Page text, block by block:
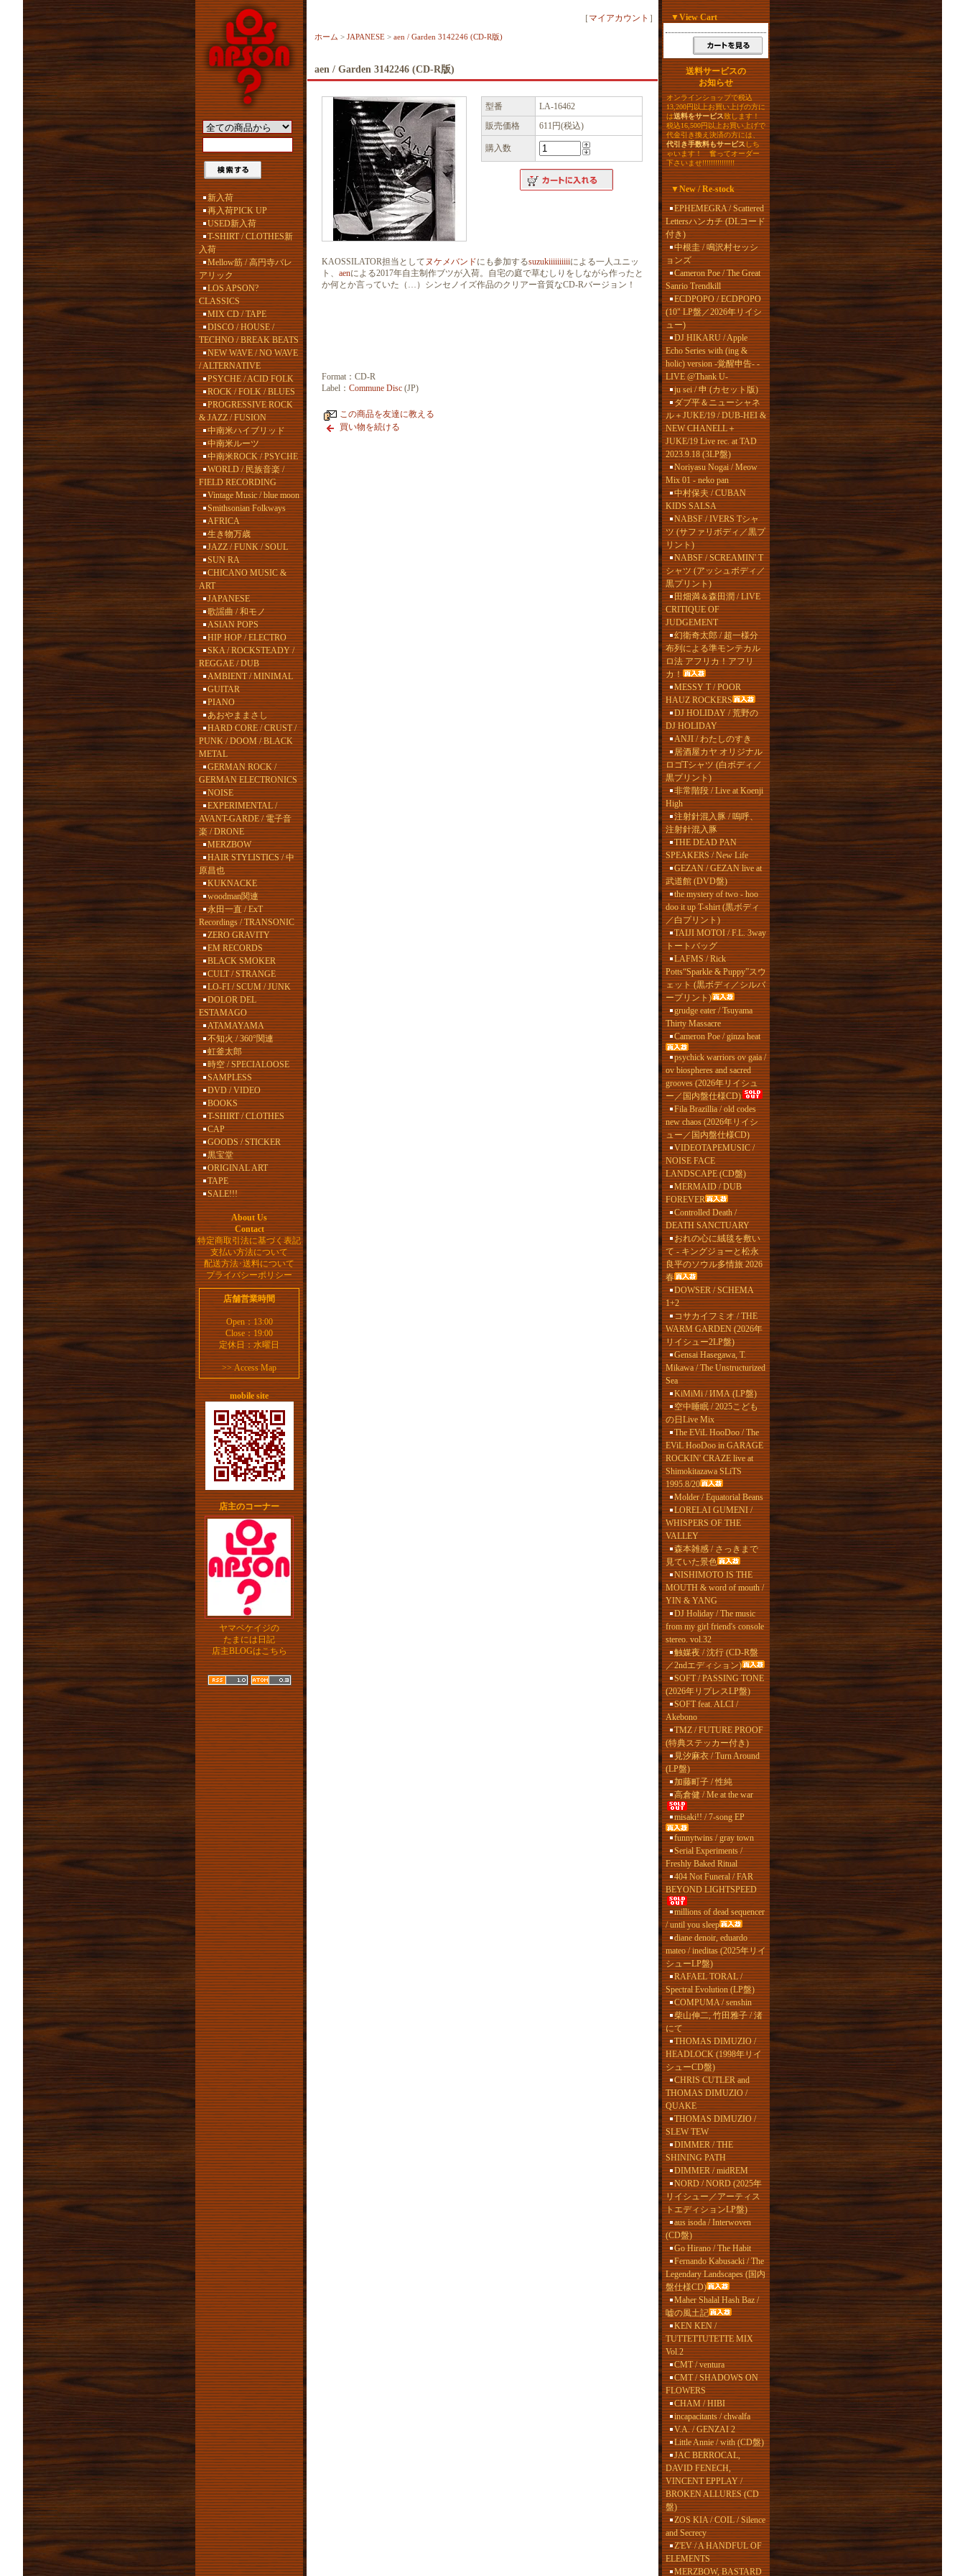
新入荷
再入荷PICK UP
USED新入荷
T-SHIRT / CLOTHES新
入荷
Mellow筋 / 高円寺バレ
アリック
LOS APSON?
CLASSICS
MIX CD / TAPE
DISCO / HOUSE /
TECHNO / BREAK BEATS
NEW WAVE / NO WAVE
/ ALTERNATIVE
PSYCHE / ACID FOLK
ROCK / FOLK / BLUES
PROGRESSIVE ROCK
& JAZZ / FUSION
中南米ハイブリッド
中南米ルーツ
中南米ROCK / PSYCHE
WORLD / 民族音楽 /
FIELD RECORDING
Vintage Music / blue moon
Smithsonian Folkways
AFRICA
生き物万歳
JAZZ / FUNK / SOUL
SUN RA
CHICANO MUSIC &
ART
JAPANESE
歌謡曲 / 和モノ
ASIAN POPS
HIP HOP / ELECTRO
SKA / ROCKSTEADY /
REGGAE / DUB
AMBIENT / MINIMAL
GUITAR
PIANO
あおやままさし
HARD CORE / CRUST /
PUNK / DOOM / BLACK
METAL
GERMAN ROCK /
GERMAN ELECTRONICS
NOISE
EXPERIMENTAL /
AVANT-GARDE / 電子音
楽 / DRONE
MERZBOW
HAIR STYLISTICS / 中
原昌也
KUKNACKE
woodman関連
永田一直 / ExT
Recordings / TRANSONIC
ZERO GRAVITY
EM RECORDS
BLACK SMOKER
CULT / STRANGE
LO-FI / SCUM / JUNK
DOLOR DEL
ESTAMAGO
ATAMAYAMA
不知火 / 360°関連
虹釜太郎
時空 / SPECIALOOSE
SAMPLESS
DVD / VIDEO
BOOKS
T-SHIRT / CLOTHES
CAP
GOODS / STICKER
黒宝堂
ORIGINAL ART
TAPE
SALE!!!
About Us
Contact
特定商取引法に基づく表記
支払い方法について
配送方法･送料について
プライバシーポリシー
店舗営業時間
Open：13:00
Close：19:00
定休日：水曜日
>>Access Map
mobile site
店主のコーナー
ヤマベケイジの
たまには日記
店主BLOGはこちら
［ マイアカウント ］
ホーム > JAPANESE > aen / Garden 3142246 (CD-R版)
aen / Garden 3142246 (CD-R版)
型番
LA-16462
販売価格
611円(税込)
購入数
KAOSSILATOR担当として ヌケメバンドにも参加するsuzukiiiiiiiiiiによる一人ユニッ
ト、 aenによる2017年自主制作ブツが入荷。自宅の庭で草むしりをしながら作ったと
か何とか言っていた（…）シンセノイズ作品のクリアー音質なCD-Rバージョン！
Format：CD-R
Label： Commune Disc (JP)
この商品を友達に教える
買い物を続ける
▼View Cart
送料サービスの
お知らせ
オンラインショップで税込
13,200円以上お買い上げの方に
は送料をサービス致します！
税込16,500円以上お買い上げで
代金引き換え決済の方には、
代引き手数料もサービスしち
ゃいます！ 奮ってオーダー
下さいませ!!!!!!!!!!!!!!!
▼New / Re-stock
EPHEMEGRA / Scattered
Lettersハンカチ (DLコード
付き)
中根圭 / 鳴沢村セッシ
ョンズ
Cameron Poe / The Great
Sanrio Trendkill
ECDPOPO / ECDPOPO
(10" LP盤／2026年リイシ
ュー)
DJ HIKARU / Apple
Echo Series with (ing &
holic) version -覚醒申告- -
LIVE @Thank U-
ju sei / 申 (カセット版)
ダブ平＆ニューシャネ
ル＋JUKE/19 / DUB-HEI &
NEW CHANELL＋
JUKE/19 Live rec. at TAD
2023.9.18 (3LP盤)
Noriyasu Nogai / Meow
Mix 01 - neko pan
中村保夫 / CUBAN
KIDS SALSA
NABSF / IVERS Tシャ
ツ (サファリボディ／黒プ
リント)
NABSF / SCREAMIN' T
シャツ (アッシュボディ／
黒プリント)
田畑満＆森田潤 / LIVE
CRITIQUE OF
JUDGEMENT
幻衛奇太郎 / 超一様分
布列による準モンテカル
ロ法 アフリカ！アフリ
カ！
MESSY T / POOR
HAUZ ROCKERS
DJ HOLIDAY / 荒野の
DJ HOLIDAY
ANJI / わたしのすき
居酒屋カヤ オリジナル
ロゴTシャツ (白ボディ／
黒プリント)
非常階段 / Live at Koenji
High
注射針混入豚 / 嗚呼、
注射針混入豚
THE DEAD PAN
SPEAKERS / New Life
GEZAN / GEZAN live at
武道館 (DVD盤)
the mystery of two - hoo
doo it up T-shirt (黒ボディ
／白プリント)
TAIJI MOTOI / F.L. 3way
トートバッグ
LAFMS / Rick
Potts“Sparkle & Puppy”スウ
ェット (黒ボディ／シルバ
ープリント)
grudge eater / Tsuyama
Thirty Massacre
Cameron Poe / ginza heat
psychick warriors ov gaia /
ov biospheres and sacred
grooves (2026年リイシュ
ー／国内盤仕様CD)
Fila Brazillia / old codes
new chaos (2026年リイシ
ュー／国内盤仕様CD)
VIDEOTAPEMUSIC /
NOISE FACE
LANDSCAPE (CD盤)
MERMAID / DUB
FOREVER
Controlled Death /
DEATH SANCTUARY
おれの心に絨毯を敷い
て - キングジョーと松永
良平のソウル多情旅 2026
春
DOWSER / SCHEMA
1+2
コサカイフミオ / THE
WARM GARDEN (2026年
リイシュー2LP盤)
Gensai Hasegawa, T.
Mikawa / The Unstructurized
Sea
KiMiMi / ИМА (LP盤)
空中睡眠 / 2025こども
の日Live Mix
The EViL HooDoo / The
EViL HooDoo in GARAGE
ROCKIN' CRAZE live at
Shimokitazawa SLiTS
1995.8/20
Molder / Equatorial Beans
LORELAI GUMENI /
WHISPERS OF THE
VALLEY
森本雑感 / さっきまで
見ていた景色
NISHIMOTO IS THE
MOUTH & word of mouth /
YIN & YANG
DJ Holiday / The music
from my girl friend's console
stereo. vol.32
触媒夜 / 沈行 (CD-R盤
／2ndエディション)
SOFT / PASSING TONE
(2026年リプレスLP盤)
SOFT feat. ALCI /
Akebono
TMZ / FUTURE PROOF
(特典ステッカー付き)
見汐麻衣 / Turn Around
(LP盤)
加藤町子 / 性純
高倉健 / Me at the war
misaki!! / 7-song EP
funnytwins / gray town
Serial Experiments /
Freshly Baked Ritual
404 Not Funeral / FAR
BEYOND LIGHTSPEED
millions of dead sequencer
/ until you sleep
diane denoir, eduardo
mateo / ineditas (2025年リイ
シューLP盤)
RAFAEL TORAL /
Spectral Evolution (LP盤)
COMPUMA / senshin
柴山伸二, 竹田雅子 / 渚
にて
THOMAS DIMUZIO /
HEADLOCK (1998年リイ
シューCD盤)
CHRIS CUTLER and
THOMAS DIMUZIO /
QUAKE
THOMAS DIMUZIO /
SLEW TEW
DIMMER / THE
SHINING PATH
DIMMER / midREM
NORD / NORD (2025年
リイシュー／アーティス
トエディションLP盤)
aus isoda / Interwoven
(CD盤)
Go Hirano / The Habit
Fernando Kabusacki / The
Legendary Landscapes (国内
盤仕様CD)
Maher Shalal Hash Baz /
嘘の風土記
KEN KEN /
TUTTETTUTETTE MIX
Vol.2
CMT / ventura
CMT / SHADOWS ON
FLOWERS
CHAM / HIBI
incapacitants / chwalfa
V.A. / GENZAI 2
Little Annie / with (CD盤)
JAC BERROCAL,
DAVID FENECH,
VINCENT EPPLAY /
BROKEN ALLURES (CD
盤)
ZOS KIA / COIL / Silence
and Secrecy
Z'EV / A HANDFUL OF
ELEMENTS
MERZBOW, BASTARD